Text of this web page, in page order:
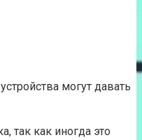
могут давать
так как иногда это